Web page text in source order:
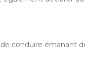
conduire émanant